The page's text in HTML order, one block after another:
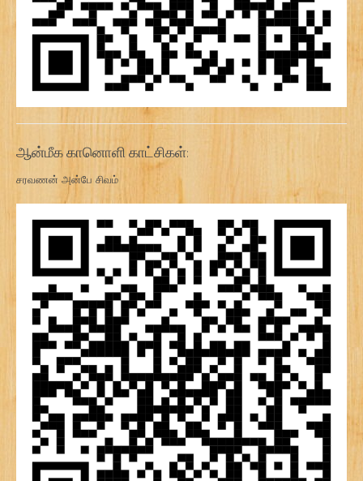
ஆன்மீக கானொளி காட்சிகள்:
சரவணன் அன்பே சிவம்